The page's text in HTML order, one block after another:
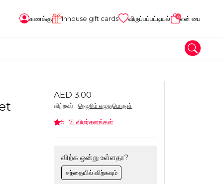
கணக்கு Inhouse gift cards விருப்பப்பட்டியல் 0என் பை
AED 3.00
விற்றவர் நெஜூம் எழுதுபொருள்
5 71 விமர்சனங்கள்
விற்க ஒன்று உள்ளதா?
சந்தையில் விற்கவும்